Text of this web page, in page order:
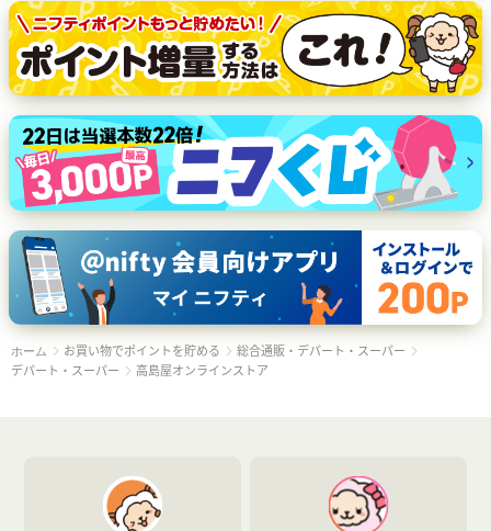
ホーム お買い物でポイントを貯める
総合通販・デパート・スーパー
デパート・スーパー
高島屋オンラインストア